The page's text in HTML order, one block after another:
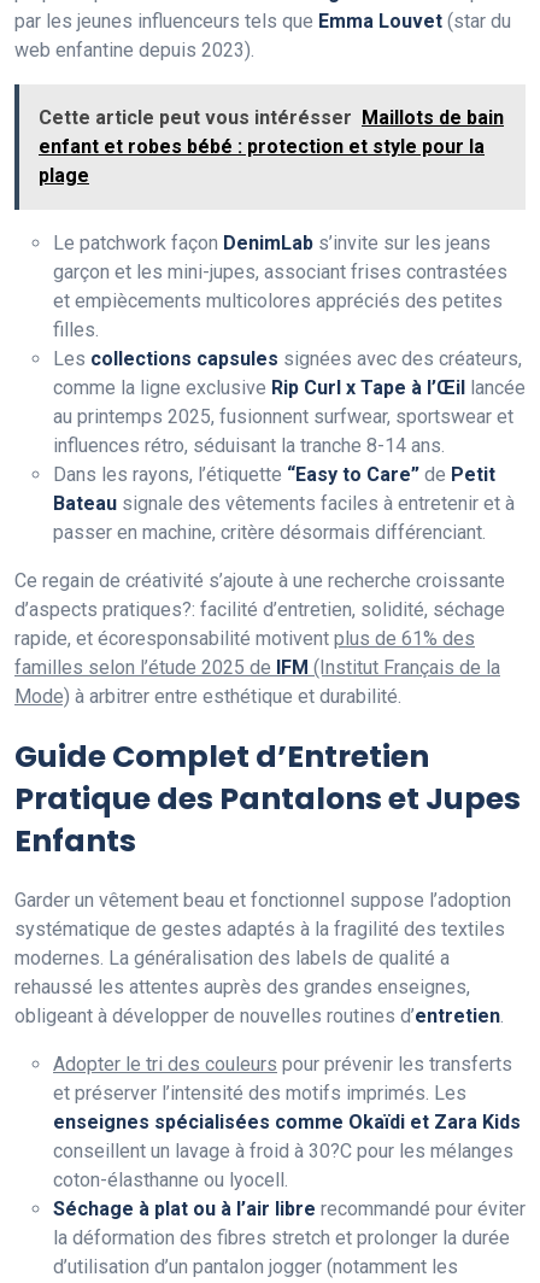
par les jeunes influenceurs tels que Emma Louvet (star du
web enfantine depuis 2023).
Cette article peut vous intérésser
Maillots de bain
enfant et robes bébé : protection et style pour la
plage
Le patchwork façon DenimLab s’invite sur les jeans
garçon et les mini-jupes, associant frises contrastées
et empiècements multicolores appréciés des petites
filles.
Les collections capsules signées avec des créateurs,
comme la ligne exclusive Rip Curl x Tape à l’Œil
lancée
au printemps 2025, fusionnent surfwear, sportswear et
influences rétro, séduisant la tranche 8-14 ans.
Dans les rayons, l’étiquette “Easy to Care” de Petit
Bateau signale des vêtements faciles à entretenir et à
passer en machine, critère désormais différenciant.
Ce regain de créativité s’ajoute à une recherche croissante
d’aspects pratiques?: facilité d’entretien, solidité, séchage
rapide, et écoresponsabilité motivent plus de 61% des
familles selon l’étude 2025 de
IFM (Institut Français de la
Mode) à arbitrer entre esthétique et durabilité.
Guide Complet d’Entretien
Pratique des Pantalons et Jupes
Enfants
Garder un vêtement beau et fonctionnel suppose l’adoption
systématique de gestes adaptés à la fragilité des textiles
modernes. La généralisation des labels de qualité a
rehaussé les attentes auprès des grandes enseignes,
obligeant à développer de nouvelles routines d’entretien.
Adopter le tri des couleurs pour prévenir les transferts
et préserver l’intensité des motifs imprimés. Les
enseignes spécialisées comme Okaïdi et Zara Kids
conseillent un lavage à froid à 30?C pour les mélanges
coton-élasthanne ou lyocell.
Séchage à plat ou à l’air libre recommandé pour éviter
la déformation des fibres stretch et prolonger la durée
d’utilisation d’un pantalon jogger (notamment les